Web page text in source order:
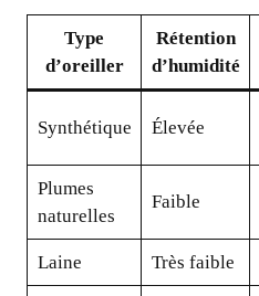
Type
d’oreiller
Rétention
d’humidité
Synthétique Élevée
Plumes
naturelles
Faible
Laine Très faible